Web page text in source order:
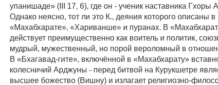
упанишаде» (III 17, 6), где он - ученик наставника Гхоры
Однако неясно, тот ли это К., деяния которого описаны в
«Махабхарате», «Хариванше» и пуранах. В
действует преимущественно как воитель и политик,
мудрый, мужественный, но порой вероломный в
В «Бхагавад-гите», включённой в «Махабхарату»
колесничий Арджуны - перед битвой на Курукшетре
высшее божество (Вишну) и излагает религиозно-